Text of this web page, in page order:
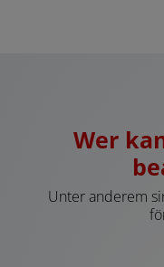
Wer
Unter anderem